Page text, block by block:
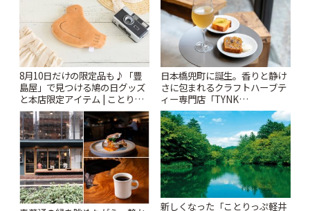
8月10日だけの限定品も♪「豊
島屋」で見つける鳩の日グッズ
と本店限定アイテム | ことりっ
ぷ
日本橋兜町に誕生。香りと静け
さに包まれるクラフトハーブテ
ィー専門店「TYNK
Kabutocho」 | ことりっぷ
新しくなった「ことりっぷ軽井